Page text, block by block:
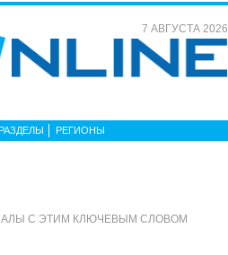
7 АВГУСТА 2026
РЕГИОНЫ
С ЭТИМ КЛЮЧЕВЫМ СЛОВОМ